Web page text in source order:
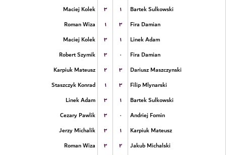
Maciej Kolek
۳ ۱
Bartek Sulkowski
Roman Wiza
۱ ۳
Fira Damian
Maciej Kolek
۳ ۱
Linek Adam
Robert Szymik
۳ ۰
Fira Damian
Karpiuk Mateusz
۲ ۳
Dariusz Maszczynski
Staszczyk Konrad
۱ ۳
Filip Mlynarski
Linek Adam
۳ ۱
Bartek Sulkowski
Cezary Pawlik
۳ ۰
Andriej Fomin
Jerzy Michalik
۳ ۱
Karpiuk Mateusz
Roman Wiza
۳ ۲
Jakub Michalski